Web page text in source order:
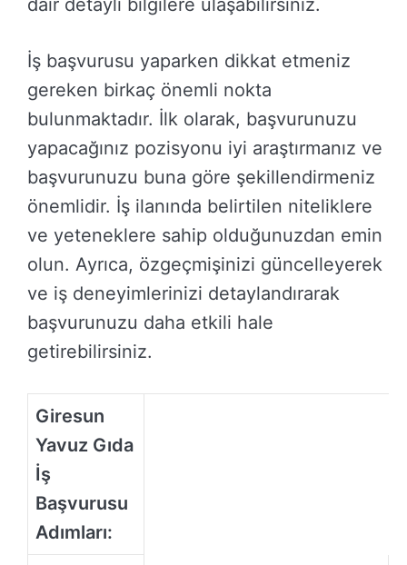
dair detaylı bilgilere ulaşabilirsiniz.
İş başvurusu yaparken dikkat etmeniz
gereken birkaç önemli nokta
bulunmaktadır. İlk olarak, başvurunuzu
yapacağınız pozisyonu iyi araştırmanız ve
başvurunuzu buna göre şekillendirmeniz
önemlidir. İş ilanında belirtilen niteliklere
ve yeteneklere sahip olduğunuzdan emin
olun. Ayrıca, özgeçmişinizi güncelleyerek
ve iş deneyimlerinizi detaylandırarak
başvurunuzu daha etkili hale
getirebilirsiniz.
Giresun
Yavuz Gıda
İş
Başvurusu
Adımları: